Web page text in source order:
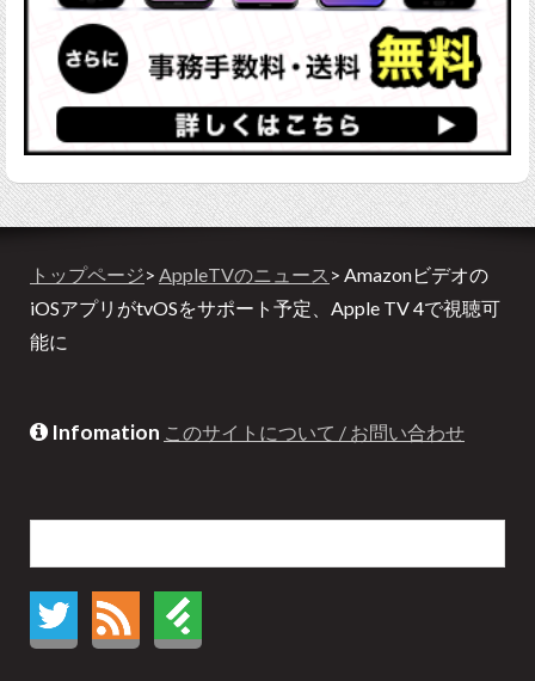
トップページ> AppleTVのニュース > Amazonビデオの
iOSアプリがtvOSをサポート予定、Apple TV 4で視聴可
能に
Infomation このサイトについて / お問い合わせ